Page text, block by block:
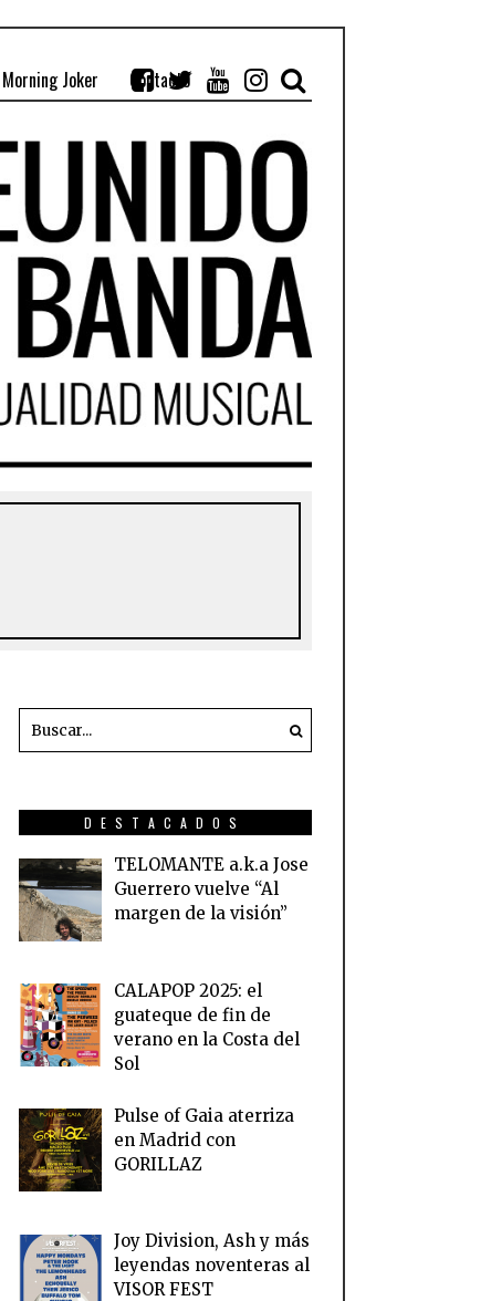
Morning Joker Contacto
DESTACADOS
TELOMANTE a.k.a Jose
Guerrero vuelve “Al
margen de la visión”
CALAPOP 2025: el
guateque de fin de
verano en la Costa del
Sol
Pulse of Gaia aterriza
en Madrid con
GORILLAZ
Joy Division, Ash y más
leyendas noventeras al
VISOR FEST